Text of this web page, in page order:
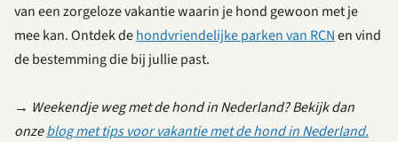
van een zorgeloze vakantie waarin je hond gewoon met je
mee kan. Ontdek dehondvriendelijke parken van RCNen vind
de bestemming die bij jullie past.
→ Weekendje weg met de hond in Nederland? Bekijk dan
onzeblog met tips voor vakantie met de hond in Nederland.